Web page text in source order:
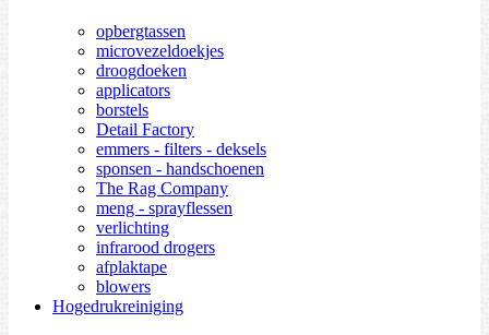
opbergtassen
microvezeldoekjes
droogdoeken
applicators
borstels
Detail Factory
emmers - filters - deksels
sponsen - handschoenen
The Rag Company
meng - sprayflessen
verlichting
infrarood drogers
afplaktape
blowers
Hogedrukreiniging